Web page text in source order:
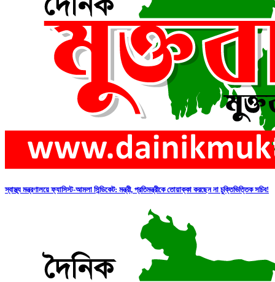
স্বাস্থ্য মন্ত্রণালয়ে ফ্যাসিস্ট-আমলা সিন্ডিকেট: মন্ত্রী, প্রতিমন্ত্রীকে তোয়াক্কা করছেন না চুক্তিভিত্তিক সচিব!